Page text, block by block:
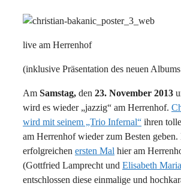
live am Herrenhof
(inklusive Präsentation des neuen
Am Samstag, den 23. November 2013
wird es wieder „jazzig“ am Herrenhof.
wird mit seinem „Trio Infernal“ ihren
am Herrenhof wieder zum Besten geben.
erfolgreichen ersten Mal hier am
(Gottfried Lamprecht und Elisabeth
entschlossen diese einmalige und